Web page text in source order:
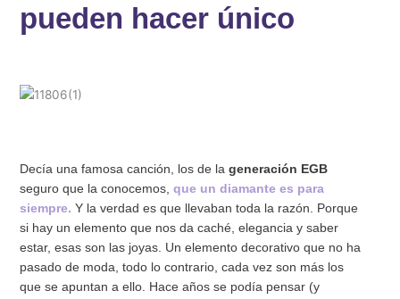
pueden hacer único
Decía una famosa canción, los de lageneración EGB
seguro que la conocemos,que un diamante es para
siempre. Y la verdad es que llevaban toda la razón. Porque
si hay un elemento que nos da caché, elegancia y saber
estar, esas son las joyas. Un elemento decorativo que no ha
pasado de moda, todo lo contrario, cada vez son más los
que se apuntan a ello. Hace años se podía pensar (y